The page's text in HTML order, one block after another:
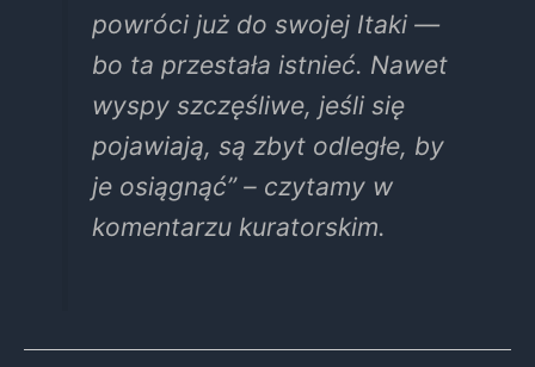
powróci już do swojej Itaki —
bo ta przestała istnieć. Nawet
wyspy szczęśliwe, jeśli się
pojawiają, są zbyt odległe, by
je osiągnąć” – czytamy w
komentarzu kuratorskim.